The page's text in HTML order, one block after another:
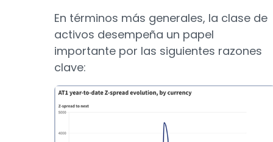
En términos más generales, la clase de
activos desempeña un papel
importante por las siguientes razones
clave: